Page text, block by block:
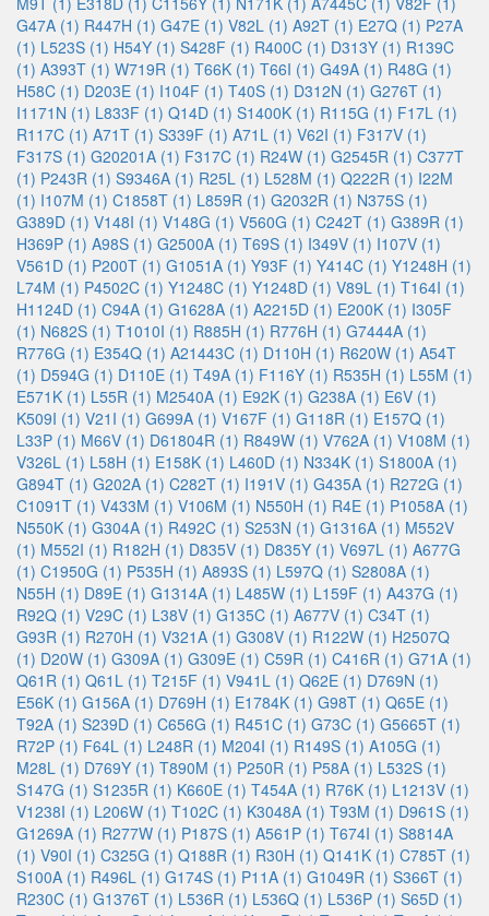
G47A (1) R447H (1) G47E (1) V82L (1) A92T (1) E27Q (1) P27A
(1) L523S (1) H54Y (1) S428F (1) R400C (1) D313Y (1) R139C
(1) A393T (1) W719R (1) T66K (1) T66I (1) G49A (1) R48G (1)
H58C (1) D203E (1) I104F (1) T40S (1) D312N (1) G276T (1)
I1171N (1) L833F (1) Q14D (1) S1400K (1) R115G (1) F17L (1)
R117C (1) A71T (1) S339F (1) A71L (1) V62I (1) F317V (1)
F317S (1) G20201A (1) F317C (1) R24W (1) G2545R (1) C377T
(1) P243R (1) S9346A (1) R25L (1) L528M (1) Q222R (1) I22M
(1) I107M (1) C1858T (1) L859R (1) G2032R (1) N375S (1)
G389D (1) V148I (1) V148G (1) V560G (1) C242T (1) G389R (1)
H369P (1) A98S (1) G2500A (1) T69S (1) I349V (1) I107V (1)
V561D (1) P200T (1) G1051A (1) Y93F (1) Y414C (1) Y1248H (1)
L74M (1) P4502C (1) Y1248C (1) Y1248D (1) V89L (1) T164I (1)
H1124D (1) C94A (1) G1628A (1) A2215D (1) E200K (1) I305F
(1) N682S (1) T1010I (1) R885H (1) R776H (1) G7444A (1)
R776G (1) E354Q (1) A21443C (1) D110H (1) R620W (1) A54T
(1) D594G (1) D110E (1) T49A (1) F116Y (1) R535H (1) L55M (1)
E571K (1) L55R (1) M2540A (1) E92K (1) G238A (1) E6V (1)
K509I (1) V21I (1) G699A (1) V167F (1) G118R (1) E157Q (1)
L33P (1) M66V (1) D61804R (1) R849W (1) V762A (1) V108M (1)
V326L (1) L58H (1) E158K (1) L460D (1) N334K (1) S1800A (1)
G894T (1) G202A (1) C282T (1) I191V (1) G435A (1) R272G (1)
C1091T (1) V433M (1) V106M (1) N550H (1) R4E (1) P1058A (1)
N550K (1) G304A (1) R492C (1) S253N (1) G1316A (1) M552V
(1) M552I (1) R182H (1) D835V (1) D835Y (1) V697L (1) A677G
(1) C1950G (1) P535H (1) A893S (1) L597Q (1) S2808A (1)
N55H (1) D89E (1) G1314A (1) L485W (1) L159F (1) A437G (1)
R92Q (1) V29C (1) L38V (1) G135C (1) A677V (1) C34T (1)
G93R (1) R270H (1) V321A (1) G308V (1) R122W (1) H2507Q
(1) D20W (1) G309A (1) G309E (1) C59R (1) C416R (1) G71A (1)
Q61R (1) Q61L (1) T215F (1) V941L (1) Q62E (1) D769N (1)
E56K (1) G156A (1) D769H (1) E1784K (1) G98T (1) Q65E (1)
T92A (1) S239D (1) C656G (1) R451C (1) G73C (1) G5665T (1)
R72P (1) F64L (1) L248R (1) M204I (1) R149S (1) A105G (1)
M28L (1) D769Y (1) T890M (1) P250R (1) P58A (1) L532S (1)
S147G (1) S1235R (1) K660E (1) T454A (1) R76K (1) L1213V (1)
V1238I (1) L206W (1) T102C (1) K3048A (1) T93M (1) D961S (1)
G1269A (1) R277W (1) P187S (1) A561P (1) T674I (1) S8814A
(1) V90I (1) C325G (1) Q188R (1) R30H (1) Q141K (1) C785T (1)
S100A (1) R496L (1) G174S (1) P11A (1) G1049R (1) S366T (1)
R230C (1) G1376T (1) L536R (1) L536Q (1) L536P (1) S65D (1)